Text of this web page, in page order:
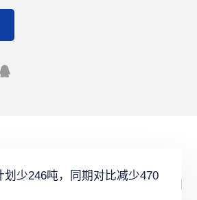
划少246吨，同期对比减少470